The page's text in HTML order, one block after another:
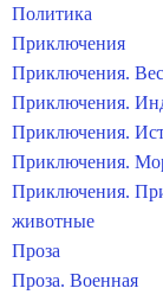
Политика
Приключения
Приключения.
Приключения.
Приключения.
Приключения.
Приключения.
животные
Проза
Проза. Военная